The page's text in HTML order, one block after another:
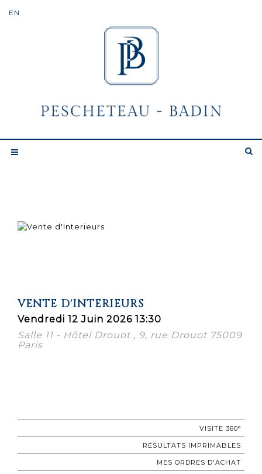
VENTE D'INTERIEURS
Vendredi 12 Juin 2026 13:30
Salle 11 - Hôtel Drouot , 9, rue Drouot 75009
Paris
VISITE 360°
RÉSULTATS IMPRIMABLES
MES ORDRES D'ACHAT